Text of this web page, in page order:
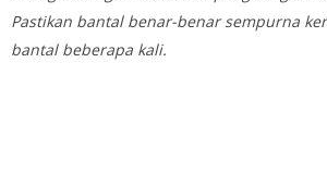
Pastikan bantal benar-benar sempurna
bantal beberapa kali.